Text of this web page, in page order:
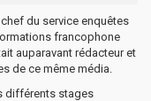
du service enquêtes
francophone
auparavant rédacteur et
de ce même média.
différents stages